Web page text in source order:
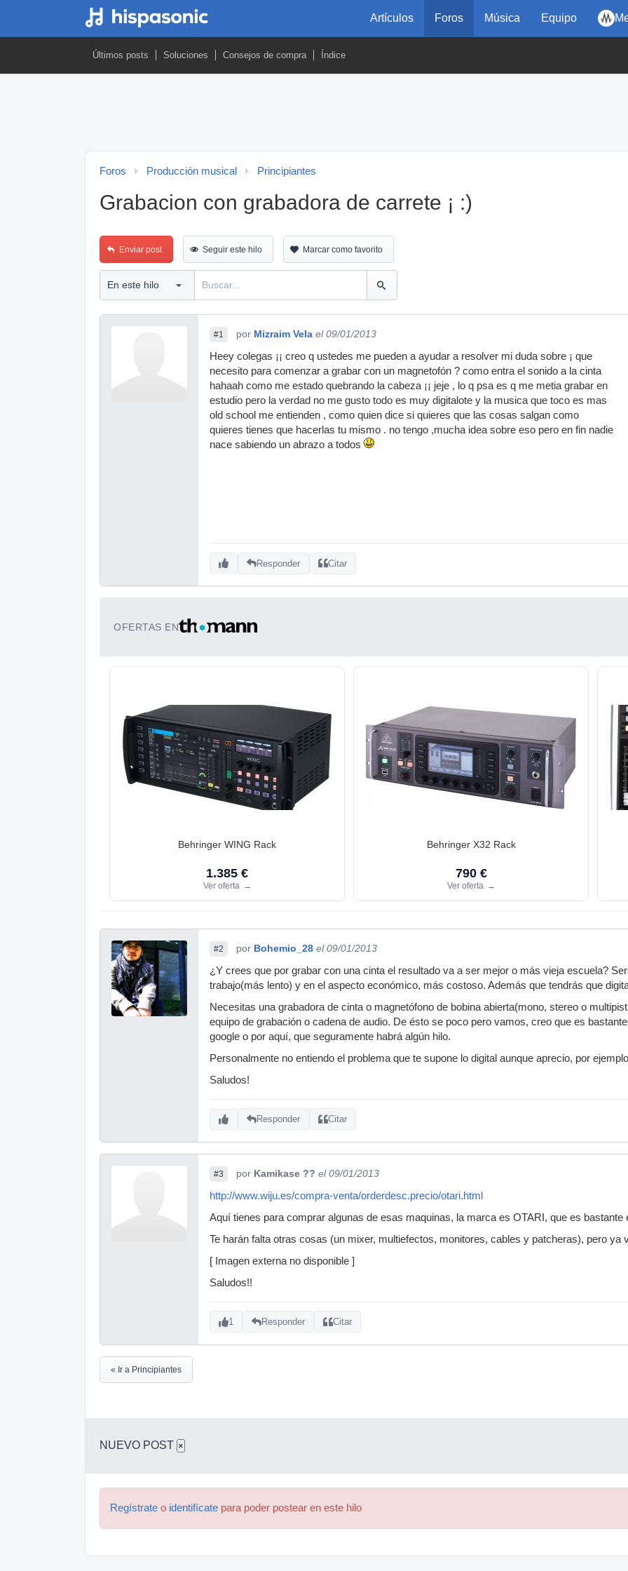
Artículos Foros Música Equipo
Últimos posts Soluciones Consejos de compra Índice
Foros Producción musical Principiantes
Grabacion con grabadora de carrete ¡ :)
Enviar post Seguir este hilo Marcar como favorito
#1 por Mizraim Vela el 09/01/2013
Heey colegas ¡¡ creo q ustedes me pueden a ayudar a resolver mi duda sobre ¡ que
necesito para comenzar a grabar con un magnetofón ? como entra el sonido a la cinta
hahaah como me estado quebrando la cabeza ¡¡ jeje , lo q psa es q me metia grabar en
estudio pero la verdad no me gusto todo es muy digitalote y la musica que toco es mas
old school me entienden , como quien dice si quieres que las cosas salgan como
quieres tienes que hacerlas tu mismo . no tengo ,mucha idea sobre eso pero en fin nadie
nace sabiendo un abrazo a todos
Responder Citar
OFERTAS EN
Behringer WING Rack
1.385 €
Ver oferta →
Behringer X32 Rack
790 €
Ver oferta →
#2 por Bohemio_28 el 09/01/2013
¿Y crees que por grabar con una cinta el resultado va a ser mejor o más vieja escuela?
trabajo(más lento) y en el aspecto económico, más costoso. Además que tendrás que
Necesitas una grabadora de cinta o magnetófono de bobina abierta(mono, stereo o
equipo de grabación o cadena de audio. De ésto se poco pero vamos, creo que es
google o por aquí, que seguramente habrá algún hilo.
Personalmente no entiendo el problema que te supone lo digital aunque aprecio, por
Saludos!
Responder Citar
#3 por Kamikase ?? el 09/01/2013
http://www.wiju.es/compra-venta/orderdesc.precio/otari.html
Aquí tienes para comprar algunas de esas maquinas, la marca es OTARI, que es bastante
Te harán falta otras cosas (un mixer, multiefectos, monitores, cables y patcheras), pero ya
[ Imagen externa no disponible ]
Saludos!!
1 Responder Citar
« Ir a Principiantes
NUEVO POST ×
Regístrate o identifícate para poder postear en este hilo